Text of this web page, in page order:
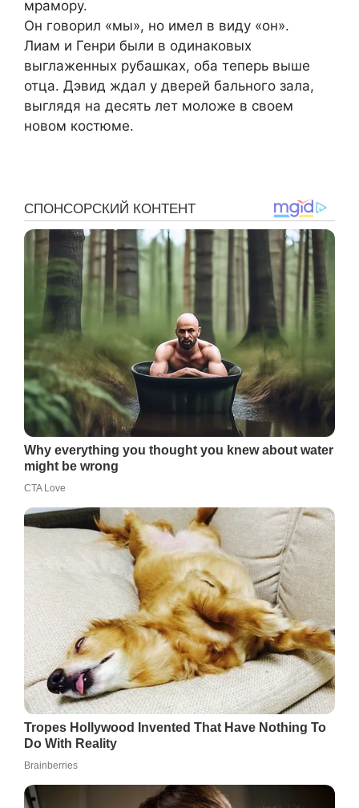
мрамору.
Он говорил «мы», но имел в виду «он».
Лиам и Генри были в одинаковых
выглаженных рубашках, оба теперь выше
отца. Дэвид ждал у дверей бального зала,
выглядя на десять лет моложе в своем
новом костюме.